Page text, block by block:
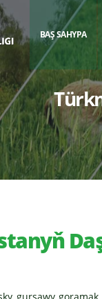
BAŞ SAHYPA